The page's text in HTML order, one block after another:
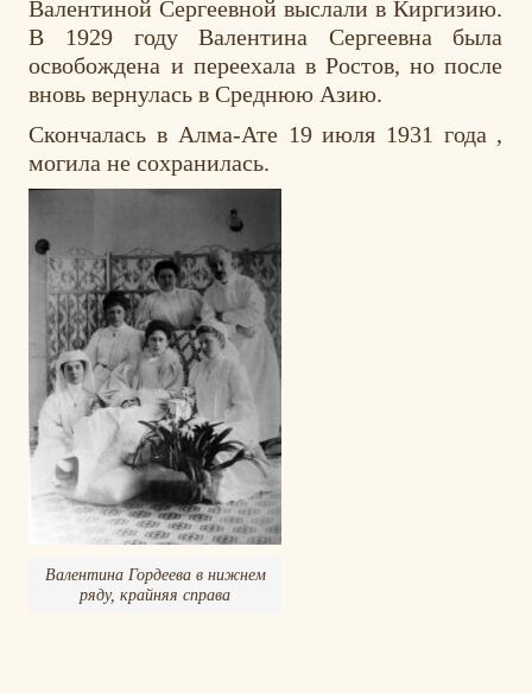
Валентиной Сергеевной выслали в Киргизию.
В 1929 году Валентина Сергеевна была
освобождена и переехала в Ростов, но после
вновь вернулась в Среднюю Азию.
Скончалась в Алма-Ате 19 июля 1931 года ,
могила не сохранилась.
Валентина Гордеева в нижнем
ряду, крайняя справа